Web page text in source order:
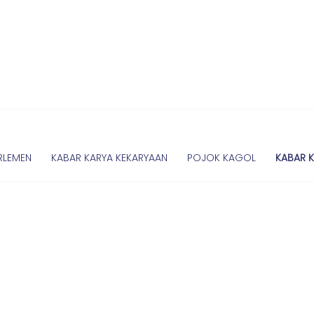
KABAR KARYA KEKARYAAN POJOK KAGOL KABAR